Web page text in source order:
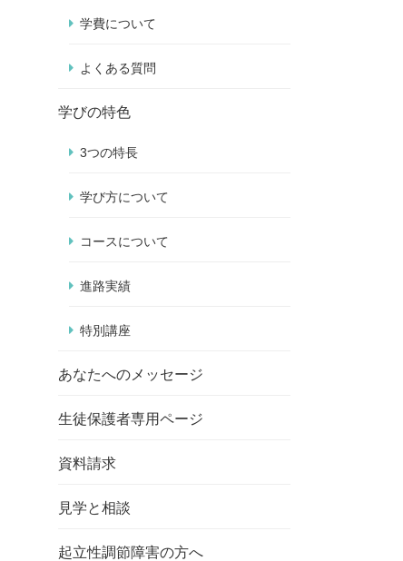
学費について
よくある質問
学びの特色
3つの特長
学び方について
コースについて
進路実績
特別講座
あなたへのメッセージ
生徒保護者専用ページ
資料請求
見学と相談
起立性調節障害の方へ